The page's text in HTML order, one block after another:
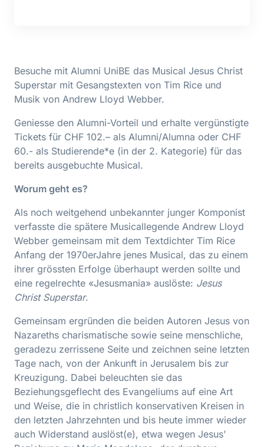
Besuche mit Alumni UniBE das Musical Jesus Christ
Superstar mit Gesangstexten von Tim Rice und
Musik von Andrew Lloyd Webber.
Geniesse den Alumni-Vorteil und erhalte vergünstigte
Tickets für CHF 102.– als Alumni/Alumna oder CHF
60.- als Studierende*e (in der 2. Kategorie) für das
bereits ausgebuchte Musical.
Worum geht es?
Als noch weitgehend unbekannter junger Komponist
ver­fasste die spätere Musicallegende Andrew Lloyd
Webber gemeinsam mit dem Textdichter Tim Rice
Anfang der 1970er­Jahre jenes Musical, das zu einem
ihrer grössten Erfolge überhaupt werden sollte und
eine regelrechte «Jesusmania» auslöste: Jesus
Christ Superstar.
Gemein­sam ergründen die beiden Autoren Jesus von
Naza­reths charismatische sowie seine menschliche,
gerade­zu zerrissene Seite und zeichnen seine letzten
Tage nach, von der Ankunft in Jerusalem bis zur
Kreuzigung. Dabei beleuchten sie das
Beziehungsgeflecht des Evangeliums auf eine Art
und Weise, die in christlich­ konservativen Kreisen in
den letzten Jahrzehnten und bis heute immer wieder
auch Widerstand auslöst(e), etwa wegen Jesus’